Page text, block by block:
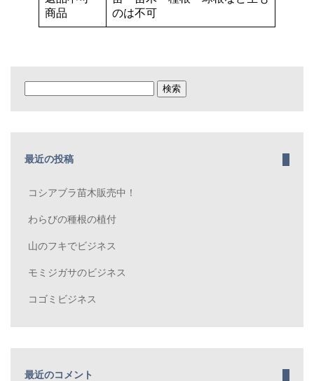
商品
のは不可
最近の投稿
コシアブラ苗木販売中！
わらびの種根の植付
山のフキでビジネス
モミジガサのビジネス
コゴミビジネス
最近のコメント